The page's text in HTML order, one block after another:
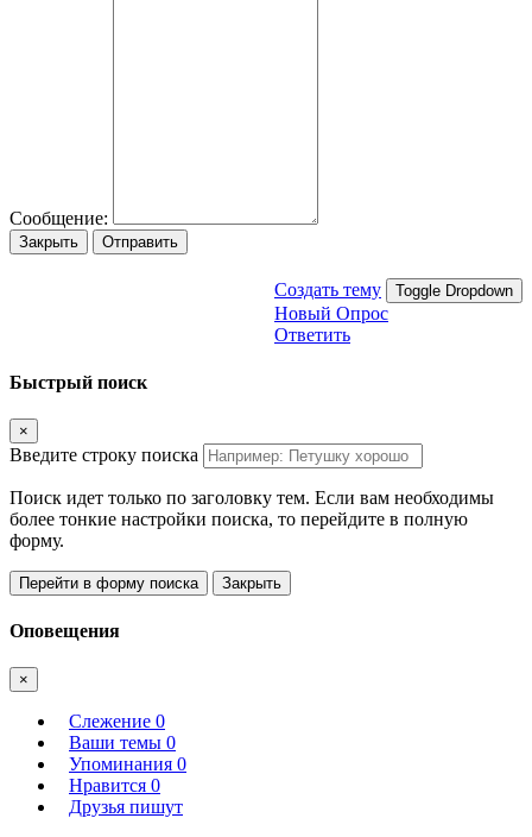
Сообщение:
Закрыть Отправить
Создать тему Toggle Dropdown
Новый Опрос
Ответить
Быстрый поиск
×
Введите строку поиска
Поиск идет только по заголовку тем. Если вам необходимы
более тонкие настройки поиска, то перейдите в полную
форму.
Перейти в форму поиска Закрыть
Оповещения
×
Слежение 0
Ваши темы 0
Упоминания 0
Нравится 0
Друзья пишут